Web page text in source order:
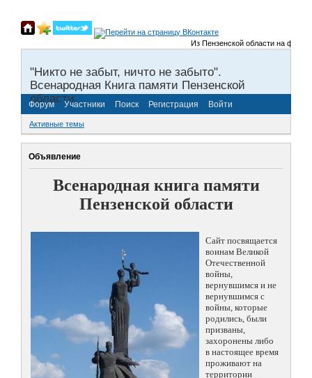
Из Пензенской области на
"Никто не забыт, ничто не забыто".
Всенародная Книга памяти Пензенской
области.
Форум Участники Поиск Регистрация Войти
Активные темы
Объявление
Всенародная книга памяти
Пензенской области
Сайт посвящается
воинам Великой
Отечественной
войны,
вернувшимся и не
вернувшимся с
войны, которые
родились, были
призваны,
захоронены либо
в настоящее время
проживают на
территории